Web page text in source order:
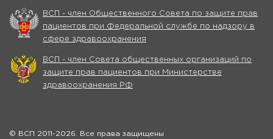
ВСП - член Общественного Совета по защите прав
пациентов при Федеральной службе по надзору в
сфере здравоохранения
ВСП - член Совета общественных организаций по
защите прав пациентов при Министерстве
здравоохранения РФ
© ВСП 2011-2026. Все права защищены